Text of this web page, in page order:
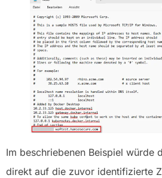
Im beschriebenen Beispiel würde
direkt auf die zuvor identifizierte